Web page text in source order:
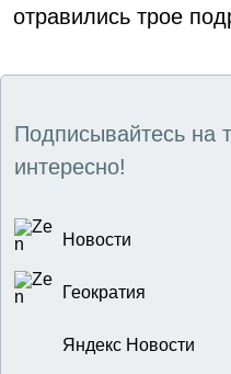
отравились трое
Подписывайтесь на
интересно!
Новости
Геократия
Яндекс Новости